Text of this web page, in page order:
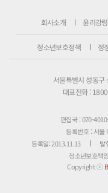
회사소개 윤리강령
청소년보호정책 정
서울특별시 성동
대표전화 :
편집국 : 070-
등록번호 : 서울
등록일: 2013.11.13
발
청소년보호책
Copyright ⓒB